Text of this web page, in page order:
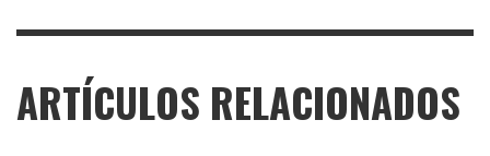
ARTÍCULOS RELACIONADOS